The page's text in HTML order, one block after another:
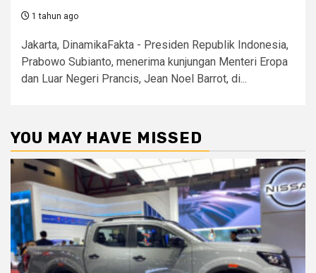
1 tahun ago
Jakarta, DinamikaFakta - Presiden Republik Indonesia,
Prabowo Subianto, menerima kunjungan Menteri Eropa
dan Luar Negeri Prancis, Jean Noel Barrot, di...
YOU MAY HAVE MISSED